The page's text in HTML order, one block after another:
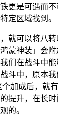
更是可遇而
定区域找到。
就可以将八
蒙神装」会附
们在战斗中
斗中，原本
加成后，就
提升，在长
的。